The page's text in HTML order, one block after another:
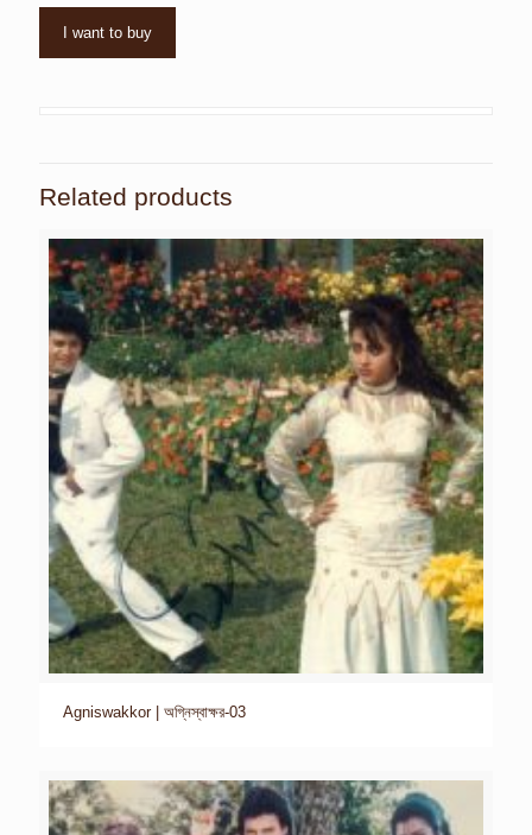
I want to buy
Related products
Agniswakkor | অগ্নিস্বাক্ষর-03